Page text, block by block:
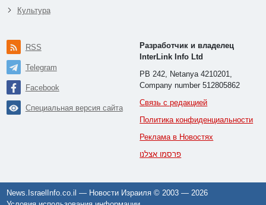
Культура
RSS
Telegram
Facebook
Специальная версия сайта
Разработчик и владелец
InterLink Info Ltd
PB 242, Netanya 4210201,
Company number 512805862
Связь с редакцией
Политика конфиденциальности
Реклама в Новостях
פרסמו אצלנו
News.IsraelInfo.co.il — Новости Израиля © 2003 — 2026